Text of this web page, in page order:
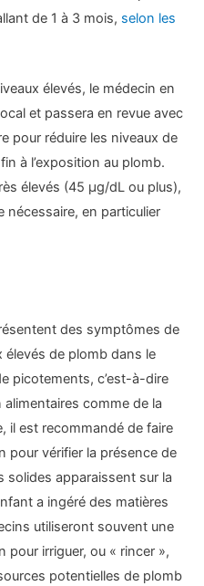
de 1 à 3 mois, selon les
élevés, le médecin en
et passera en revue avec
pour réduire les niveaux de
à l’exposition au plomb.
élevés (45 µg/dL ou plus),
nécessaire, en particulier
des symptômes de
élevés de plomb dans le
picotements, c’est-à-dire
comme de la
il est recommandé de faire
pour vérifier la présence de
solides apparaissent sur la
a ingéré des matières
utiliseront souvent une
pour irriguer, ou « rincer »,
potentielles de plomb